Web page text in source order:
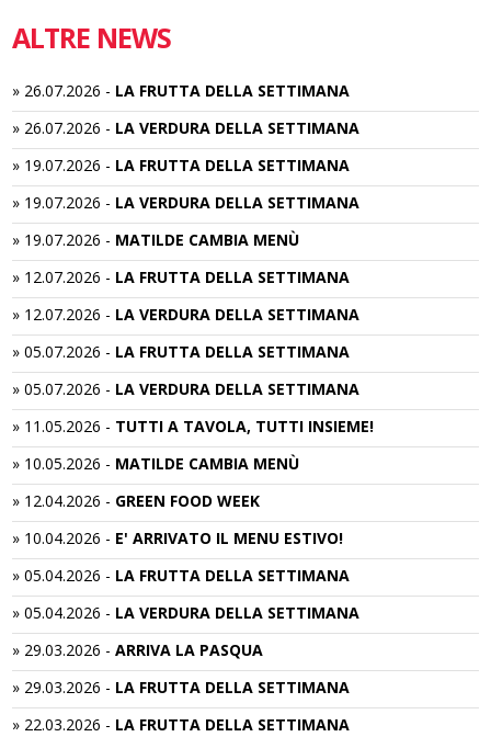
ALTRE NEWS
» 26.07.2026 - LA FRUTTA DELLA SETTIMANA
» 26.07.2026 - LA VERDURA DELLA SETTIMANA
» 19.07.2026 - LA FRUTTA DELLA SETTIMANA
» 19.07.2026 - LA VERDURA DELLA SETTIMANA
» 19.07.2026 - MATILDE CAMBIA MENÙ
» 12.07.2026 - LA FRUTTA DELLA SETTIMANA
» 12.07.2026 - LA VERDURA DELLA SETTIMANA
» 05.07.2026 - LA FRUTTA DELLA SETTIMANA
» 05.07.2026 - LA VERDURA DELLA SETTIMANA
» 11.05.2026 - TUTTI A TAVOLA, TUTTI INSIEME!
» 10.05.2026 - MATILDE CAMBIA MENÙ
» 12.04.2026 - GREEN FOOD WEEK
» 10.04.2026 - E' ARRIVATO IL MENU ESTIVO!
» 05.04.2026 - LA FRUTTA DELLA SETTIMANA
» 05.04.2026 - LA VERDURA DELLA SETTIMANA
» 29.03.2026 - ARRIVA LA PASQUA
» 29.03.2026 - LA FRUTTA DELLA SETTIMANA
» 22.03.2026 - LA FRUTTA DELLA SETTIMANA